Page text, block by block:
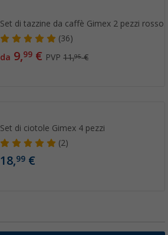
Set di tazzine da caffè Gimex 2 pezzi rosso
(36)
da 9,99 € PVP11,95€
Set di ciotole Gimex 4 pezzi
(2)
18,99 €